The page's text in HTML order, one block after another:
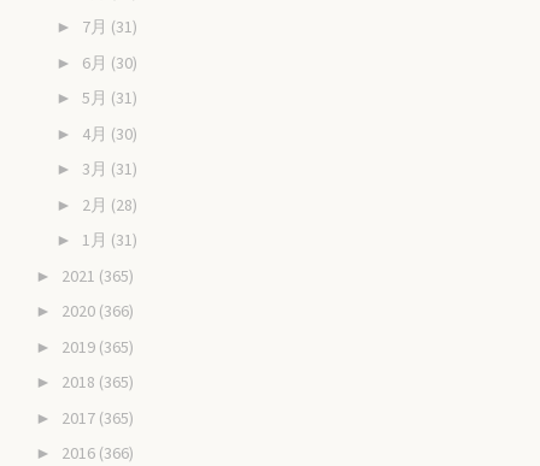
► 7月 (31)
► 6月 (30)
► 5月 (31)
► 4月 (30)
► 3月 (31)
► 2月 (28)
► 1月 (31)
► 2021 (365)
► 2020 (366)
► 2019 (365)
► 2018 (365)
► 2017 (365)
► 2016 (366)